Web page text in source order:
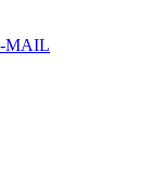
MAIL